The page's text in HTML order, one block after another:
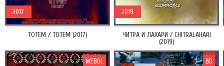
ТОТЕМ / TOTEM (2017)
2017
ЧИТРА И ЛАХАРИ / CHITRALAHARI
(2019)
2019
WEBDL BD